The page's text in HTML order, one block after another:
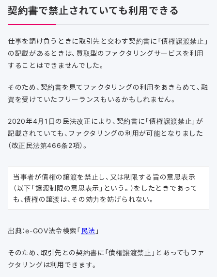
契約書で禁止されていても利用できる
仕事を請け負うときに取引先と交わす契約書に「債権譲渡禁止」
の記載があるときは、買取型のファクタリングサービスを利用
することはできませんでした。
そのため、契約書を見てファクタリングの利用をあきらめて、融
資を受けていたフリーランスもいるかもしれません。
2020年4月1日の民法改正により、契約書に「債権譲渡禁止」が
記載されていても、ファクタリングの利用が可能となりました
（改正民法第466条2項）。
当事者が債権の譲渡を禁止し、又は制限する旨の意思表示
（以下「譲渡制限の意思表示」という。）をしたときであって
も、債権の譲渡は、その効力を妨げられない。
出典：e-GOV法令検索「民法 」
そのため、取引先との契約書に「債権譲渡禁止」とあってもファ
クタリングは利用できます。